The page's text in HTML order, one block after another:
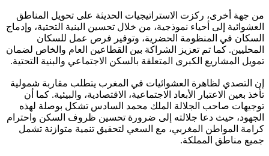
من جهة أخرى، ركزت الاستراتيجيات الحديثة على تحويل المناطق
العشوائية إلى أحياء نموذجية، من خلال تحسين البنية التحتية، وإدماج
السكان في المنظومة الحضرية، وتوفير فرص عمل للسكان
المحليين. كما تم تعزيز الشراكة بين القطاعين العام والخاص لضمان
تمويل المشاريع الكبرى المتعلقة بالسكن الاجتماعي والبنية التحتية.
إن التصدي لظاهرة العشوائيات في المغرب يتطلب مقاربة شمولية
تأخذ بعين الاعتبار الأبعاد الاجتماعية، الاقتصادية، والبيئية. كما أن
توجيهات صاحب الجلالة الملك محمد السادس تشكل بوصلة لهذه
الجهود، حيث دعا جلالته إلى ضرورة تحسين ظروف السكن واحترام
كرامة المواطن المغربي، مع السعي لتحقيق تنمية متوازنة تشمل
جميع مناطق المملكة.